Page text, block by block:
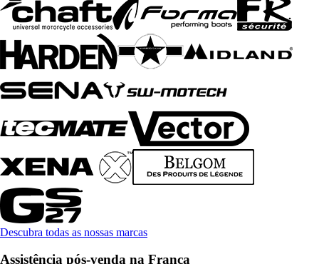
Descubra todas as nossas marcas
Assistência pós-venda na França